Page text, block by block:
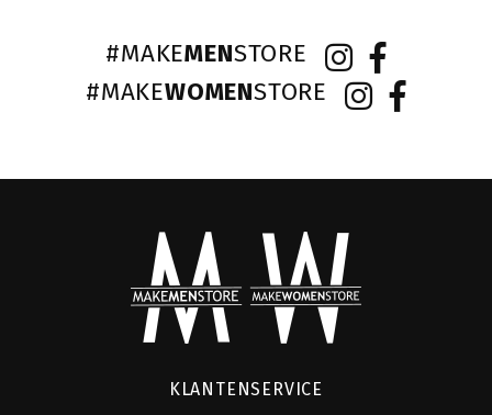
#MAKEMENSTORE
#MAKEWOMENSTORE
KLANTENSERVICE